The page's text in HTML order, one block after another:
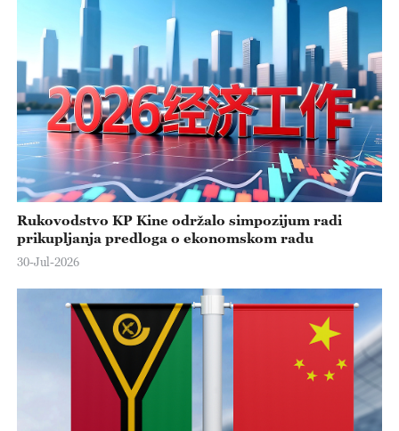
Rukovodstvo KP Kine održalo simpozijum radi
prikupljanja predloga o ekonomskom radu
30-Jul-2026